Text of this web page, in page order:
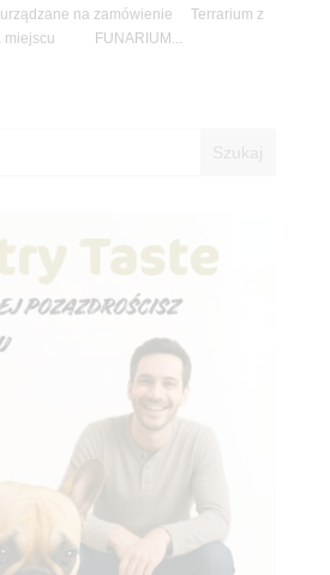
urządzane na zamówienie Terrarium z
miejscu FUNARIUM...